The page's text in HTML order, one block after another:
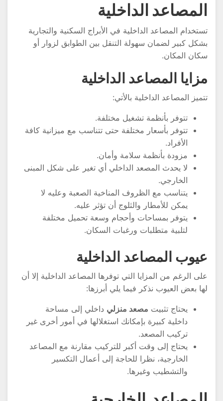
الداخلية
المصاعد الداخلية في الأبراج السكنية والتجارية
كبير لضمان سهولة التنقل بين الطوابق لزوار أو
المكان.
المصاعد الداخلية
المصاعد الداخلية بالأتي:
تتوفر بأنظمة تشغيل مختلفة.
تتوفر بأسعار مختلفة حتى تتناسب مع ميزانية كافة
الأفراد.
مزودة بأنظمة سلامة وأمان.
لا يحدث المصعد الداخلي أي تغير على شكل المبنى
الخارجي.
يتناسب مع الظروف المناخية الصعبة وعليه لا
يمكن للأمطار والثلوج أن تؤثر عليه.
يتوفر بمساحات وأحجام وسعة تحميل مختلفة
لتلبية متطلبات ورغبات السكان.
المصاعد الداخلية
الرغم من المزايا التي توفرها المصاعد الداخلية إلا أن
بعض العيوب نذكر فيما يلي أبرزها:
يحتاج تثبيتمصعد منزليداخلي إلى مساحة
داخلية كبيرة بإمكانك استغلالها في أمور أخرى غير
تركيب المصعد.
يحتاج إلى وقت أكبر للتركيب مقارنة مع المصاعد
الخارجية، نظرا للحاجة إلى أعمال التكسير
والتشطيب وغيرها.